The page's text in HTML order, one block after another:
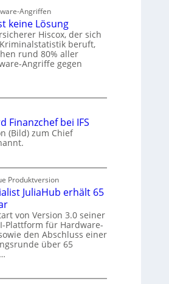
Angriffen
keine Lösung
Hiscox, der sich
beruft,
rund 80% aller
Angriffe gegen
Finanzchef bei IFS
(Bild) zum Chief
Produktversion
JuliaHub erhält 65
von Version 3.0 seiner
Plattform für Hardware-
den Abschluss einer
über 65